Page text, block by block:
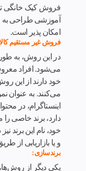
فروش کیک خانگی
آموزشی طراحی به
امکان پذیر است.
فروش غیر مستقیم
در این روش، به
می‌شود. افراد
خود دارند از این
می‌کنند. به عنوان
اینستاگرام، در
دارد، برند خاصی
خود، نام این برند
و یا بازاریابی از
برندسازی:
یکی دیگر از